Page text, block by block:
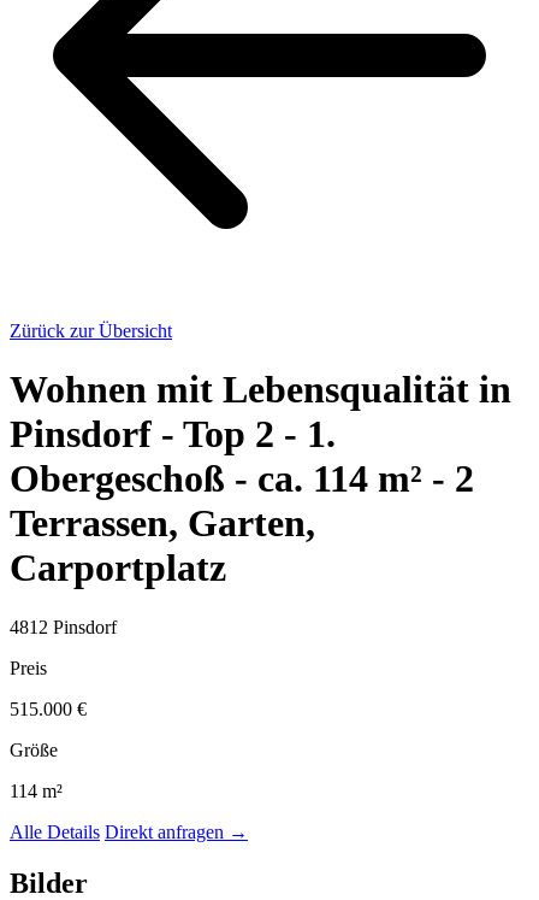
Zürück zur Übersicht
Wohnen mit Lebensqualität in
Pinsdorf - Top 2 - 1.
Obergeschoß - ca. 114 m² - 2
Terrassen, Garten,
Carportplatz
4812 Pinsdorf
Preis
515.000 €
Größe
114 m²
Alle Details Direkt anfragen →
Bilder